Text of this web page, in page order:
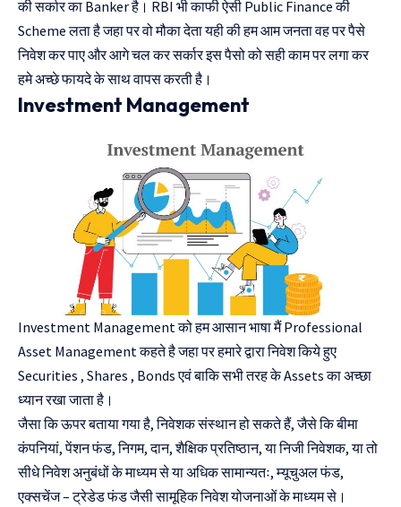
की सर्कार का Banker है। RBI भी काफी ऐसी Public Finance की
Scheme लता है जहा पर वो मौका देता यही की हम आम जनता वह पर पैसे
निवेश कर पाए और आगे चल कर सर्कार इस पैसो को सही काम पर लगा कर
हमे अच्छे फायदे के साथ वापस करती है।
Investment Management
Investment Management को हम आसान भाषा मैं Professional
Asset Management कहते है जहा पर हमारे द्वारा निवेश किये हुए
Securities , Shares , Bonds एवं बाकि सभी तरह के Assets का अच्छा
ध्यान रखा जाता है।
जैसा कि ऊपर बताया गया है, निवेशक संस्थान हो सकते हैं, जैसे कि बीमा
कंपनियां, पेंशन फंड, निगम, दान, शैक्षिक प्रतिष्ठान, या निजी निवेशक, या तो
सीधे निवेश अनुबंधों के माध्यम से या अधिक सामान्यतः, म्यूचुअल फंड,
एक्सचेंज – ट्रेडेड फंड जैसी सामूहिक निवेश योजनाओं के माध्यम से।